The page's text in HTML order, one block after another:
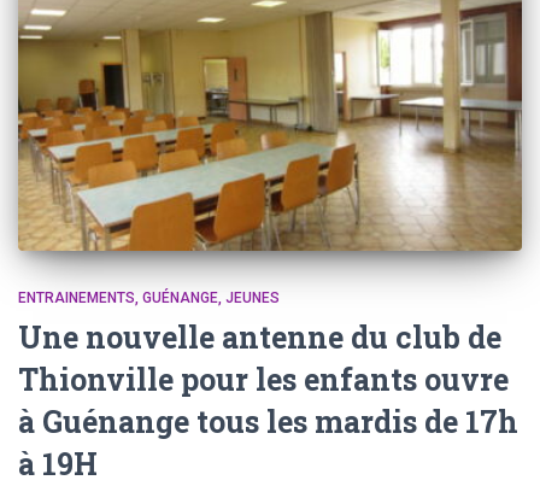
ENTRAINEMENTS GUÉNANGE JEUNES
Une nouvelle antenne du club de
Thionville pour les enfants ouvre
à Guénange tous les mardis de 17h
à 19H